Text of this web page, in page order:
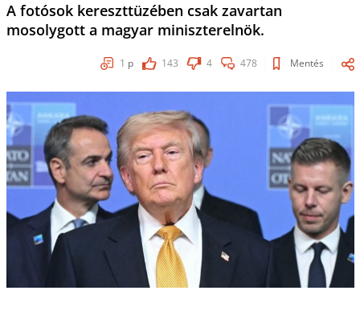
A fotósok kereszttüzében csak zavartan
mosolygott a magyar miniszterelnök.
1 p 143 4 478 Mentés